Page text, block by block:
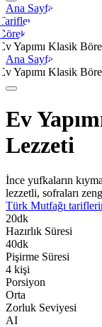
Ana Sayfa
Yapımı Klasik
Ana Sayfa
Yapımı Klasik
Ev
Lezzeti
İnce yufkaların
lezzetli, sofraları
Türk Mutfağı
20dk
Hazırlık Süresi
40dk
Pişirme Süresi
4 kişi
Porsiyon
Orta
Zorluk Seviyesi
AI